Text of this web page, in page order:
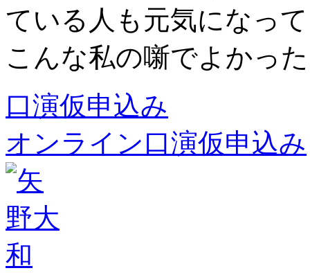
ている人も元気になっ
こんな私の噺でよかっ
口演仮申込み
オンライン口演仮申込み